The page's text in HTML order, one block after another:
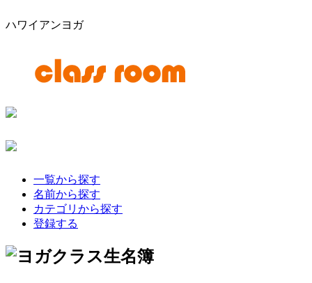
ハワイアンヨガ
一覧から探す
名前から探す
カテゴリから探す
登録する